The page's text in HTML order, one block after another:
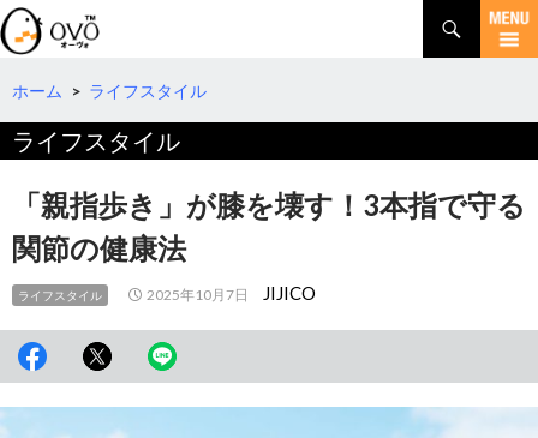
検
索
コ
テ
ツ
へ
ホーム > ライフスタイル
ライフスタイル
「親指歩き」が膝を壊す！3本指で守る
関節の健康法
ライフスタイル 2025年10月7日 JIJICO